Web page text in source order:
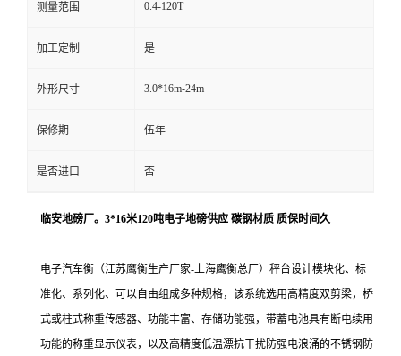
测量范围 0.4-120T
加工定制 是
外形尺寸 3.0*16m-24m
保修期 伍年
是否进口 否
临安地磅厂。3*16米120吨电子地磅供应 碳钢材质 质保时间久
电子汽车衡（江苏鹰衡生产厂家-上海鹰衡总厂）秤台设计模块化、标
准化、系列化、可以自由组成多种规格，该系统选用高精度双剪梁，桥
式或柱式称重传感器、功能丰富、存储功能强，带蓄电池具有断电续用
功能的称重显示仪表，以及高精度低温漂抗干扰防强电浪涌的不锈钢防